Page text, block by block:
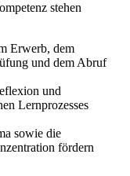
stehen
Erwerb, dem
und dem Abruf
und
Lernprozesses
sowie die
fördern